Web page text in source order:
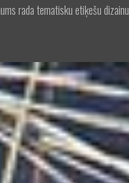
rada tematisku etiķešu dizainu